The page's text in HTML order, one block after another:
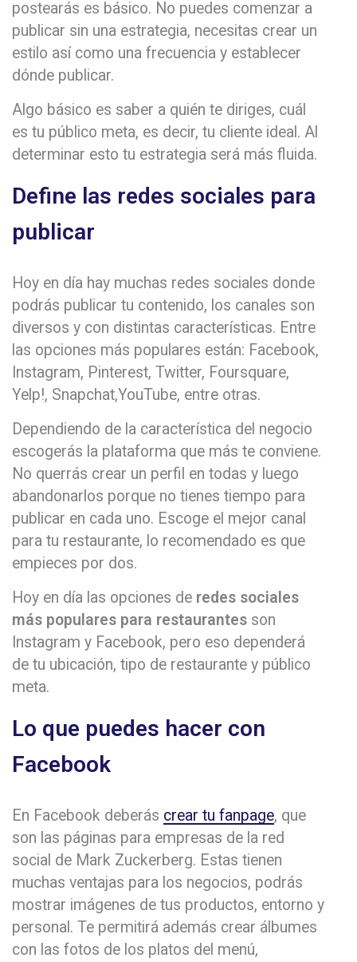
postearás es básico. No puedes comenzar a
publicar sin una estrategia, necesitas crear un
estilo así como una frecuencia y establecer
dónde publicar.
Algo básico es saber a quién te diriges, cuál
es tu público meta, es decir, tu cliente ideal. Al
determinar esto tu estrategia será más fluida.
Define las redes sociales para
publicar
Hoy en día hay muchas redes sociales donde
podrás publicar tu contenido, los canales son
diversos y con distintas características. Entre
las opciones más populares están: Facebook,
Instagram, Pinterest, Twitter, Foursquare,
Yelp!, Snapchat,YouTube, entre otras.
Dependiendo de la característica del negocio
escogerás la plataforma que más te conviene.
No querrás crear un perfil en todas y luego
abandonarlos porque no tienes tiempo para
publicar en cada uno. Escoge el mejor canal
para tu restaurante, lo recomendado es que
empieces por dos.
Hoy en día las opciones de redes sociales
más populares para restaurantes son
Instagram y Facebook, pero eso dependerá
de tu ubicación, tipo de restaurante y público
meta.
Lo que puedes hacer con
Facebook
En Facebook deberás crear tu fanpage, que
son las páginas para empresas de la red
social de Mark Zuckerberg. Estas tienen
muchas ventajas para los negocios, podrás
mostrar imágenes de tus productos, entorno y
personal. Te permitirá además crear álbumes
con las fotos de los platos del menú,